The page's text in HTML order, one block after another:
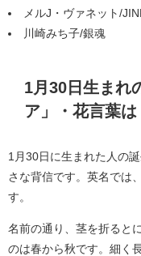
メルJ・ヴァネット/
川崎みち子/銀魂
1月30日生まれ
ア」・花言葉は
1月30日に生まれた人の
さな背信です。英名では
す。
名前の通り、茎を折ると
のは春から秋です。細く